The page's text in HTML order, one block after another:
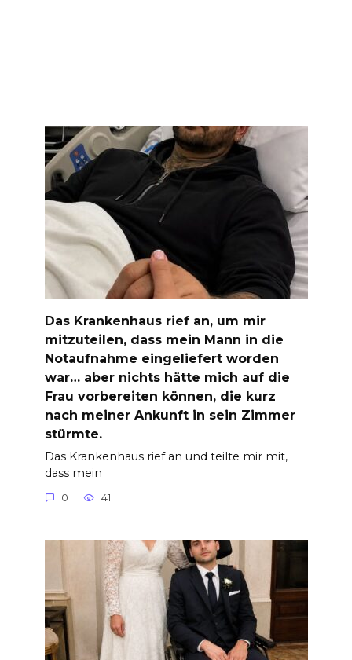
Das Krankenhaus rief an, um mir
mitzuteilen, dass mein Mann in die
Notaufnahme eingeliefert worden
war… aber nichts hätte mich auf die
Frau vorbereiten können, die kurz
nach meiner Ankunft in sein Zimmer
stürmte.
Das Krankenhaus rief an und teilte mir mit,
dass mein
0 41